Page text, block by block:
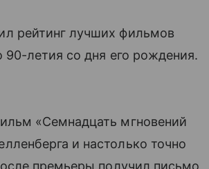
рейтинг лучших фильмов
90-летия со дня его рождения.
«Семнадцать мгновений
и настолько точно
премьеры получил письмо